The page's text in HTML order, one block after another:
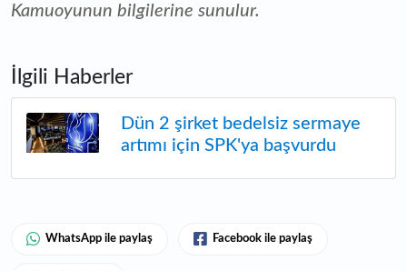
Kamuoyunun bilgilerine sunulur.
İlgili Haberler
Dün 2 şirket bedelsiz sermaye
artımı için SPK'ya başvurdu
WhatsApp ile paylaş Facebook ile paylaş